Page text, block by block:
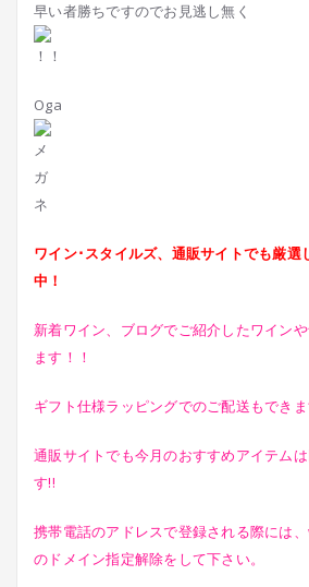
早い者勝ちですのでお見逃し無く
Oga
ワイン･スタイルズ、通販サイトでも厳選
中！
新着ワイン、ブログでご紹介したワイン
ます！！
ギフト仕様ラッピングでのご配送もできま
通販サイトでも今月のおすすめアイテム
す!!
携帯電話のアドレスで登録される際には
のドメイン指定解除をして下さい。